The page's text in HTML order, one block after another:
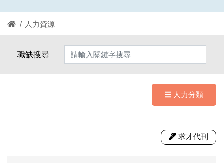
人力資源
職缺搜尋
人力分類
求才代刊